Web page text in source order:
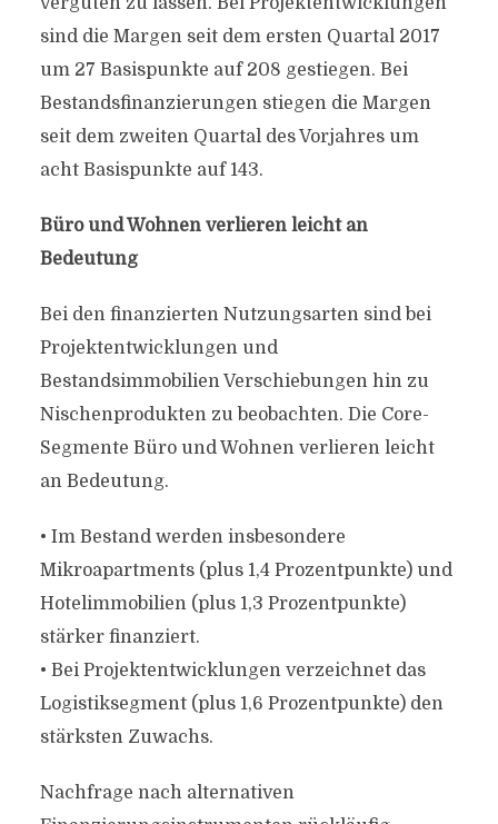
sind die Margen seit dem ersten Quartal 2017
um 27 Basispunkte auf 208 gestiegen. Bei
Bestandsfinanzierungen stiegen die Margen
seit dem zweiten Quartal des Vorjahres um
acht Basispunkte auf 143.
Büro und Wohnen verlieren leicht an
Bedeutung
Bei den finanzierten Nutzungsarten sind bei
Projektentwicklungen und
Bestandsimmobilien Verschiebungen hin zu
Nischenprodukten zu beobachten. Die Core-
Segmente Büro und Wohnen verlieren leicht
an Bedeutung.
• Im Bestand werden insbesondere
Mikroapartments (plus 1,4 Prozentpunkte) und
Hotelimmobilien (plus 1,3 Prozentpunkte)
stärker finanziert.
• Bei Projektentwicklungen verzeichnet das
Logistiksegment (plus 1,6 Prozentpunkte) den
stärksten Zuwachs.
Nachfrage nach alternativen